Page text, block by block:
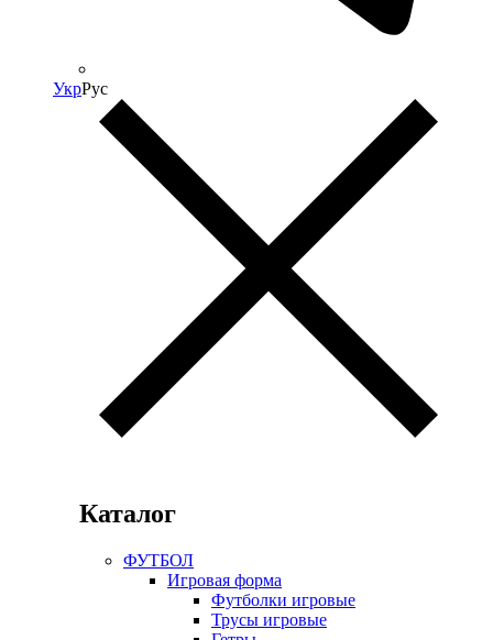
УкрРус
Каталог
ФУТБОЛ
Игровая форма
Футболки игровые
Трусы игровые